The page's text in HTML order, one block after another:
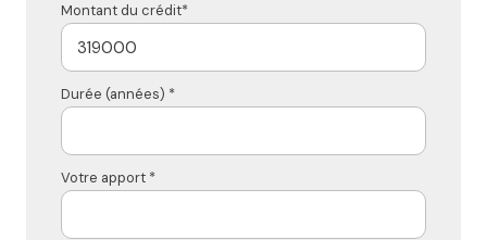
Montant du crédit*
Durée (années) *
Votre apport *